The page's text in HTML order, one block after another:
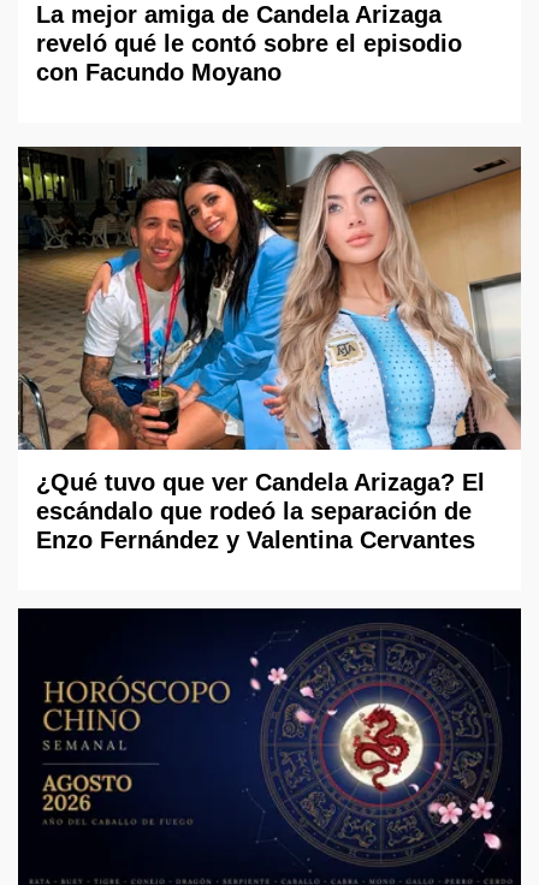
La mejor amiga de Candela Arizaga
reveló qué le contó sobre el episodio
con Facundo Moyano
¿Qué tuvo que ver Candela Arizaga? El
escándalo que rodeó la separación de
Enzo Fernández y Valentina Cervantes